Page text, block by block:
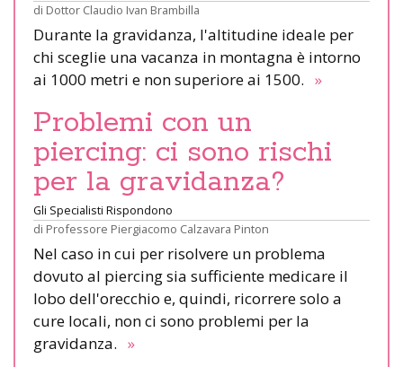
di Dottor Claudio Ivan Brambilla
Durante la gravidanza, l'altitudine ideale per
chi sceglie una vacanza in montagna è intorno
ai 1000 metri e non superiore ai 1500. »
Problemi con un
piercing: ci sono rischi
per la gravidanza?
Gli Specialisti Rispondono
di Professore Piergiacomo Calzavara Pinton
Nel caso in cui per risolvere un problema
dovuto al piercing sia sufficiente medicare il
lobo dell'orecchio e, quindi, ricorrere solo a
cure locali, non ci sono problemi per la
gravidanza. »